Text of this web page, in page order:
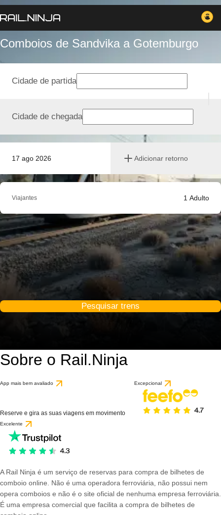
Comboios de Sandvika a Gotemburgo
17 ago 2026 Adicionar retorno
Cidade de partida
Cidade de chegada
Viajantes 1 Adulto
Pesquisar trens
Sobre o Rail.Ninja
App mais bem avaliado
Reserve e gira as suas viagens em movimento
Excepcional
Excelente
A Rail Ninja é um serviço de reservas para compra de bilhetes de
comboio online. Não é uma operadora ferroviária, não possui nem
opera comboios e não é o site oficial de nenhuma empresa ferroviária.
É uma empresa comercial que facilita a compra de bilhetes de